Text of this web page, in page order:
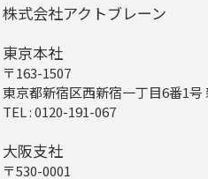
株式会社アクトブレーン
東京本社
〒163-1507
東京都新宿区西新宿一丁目6番1号
TEL : 0120-191-067
大阪支社
〒530-0001